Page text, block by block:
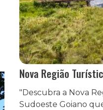
Nova Região
"Descubra a Nova
Sudoeste Goiano